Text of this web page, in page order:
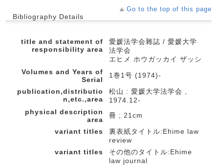
Go to the top of this page
Bibliography Details
title and statement of
responsibility area
愛媛法学会雜誌 / 愛媛大学
法学会
エヒメ ホウガッカイ ザッシ
Volumes and Years of
Serial
1巻1号 (1974)-
publication,distributio
n,etc.,area
松山 : 愛媛大学法学会 ,
1974.12-
physical description
area
冊 ; 21cm
variant titles
裏表紙タイトル:Ehime law
review
variant titles
その他のタイトル:Ehime
law journal